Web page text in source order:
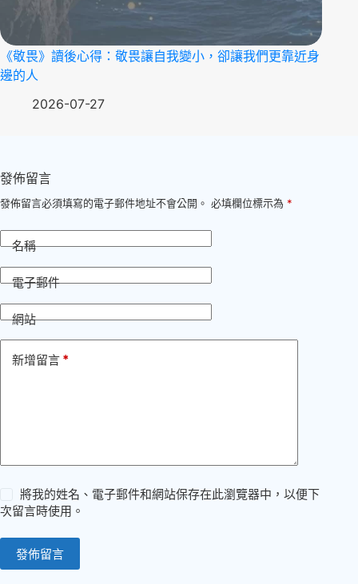
《敬畏》讀後心得：敬畏讓自我變小，卻讓我們更靠近身
邊的人
2026-07-27
發佈留言
發佈留言必須填寫的電子郵件地址不會公開。 必填欄位標示為 *
名稱
電子郵件
網站
新增留言 *
將我的姓名、電子郵件和網站保存在此瀏覽器中，以便下
次留言時使用。
發佈留言